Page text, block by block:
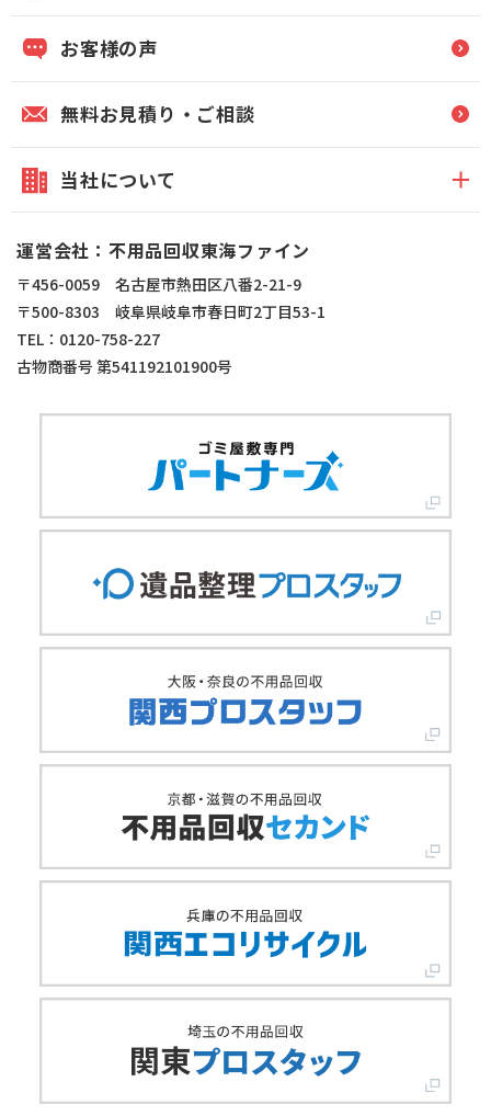
お客様の声
無料お見積り・ご相談
当社について
運営会社：不用品回収東海ファイン
〒456-0059 名古屋市熱田区八番2-21-9
〒500-8303 岐阜県岐阜市春日町2丁目53-1
TEL：0120-758-227
古物商番号 第541192101900号